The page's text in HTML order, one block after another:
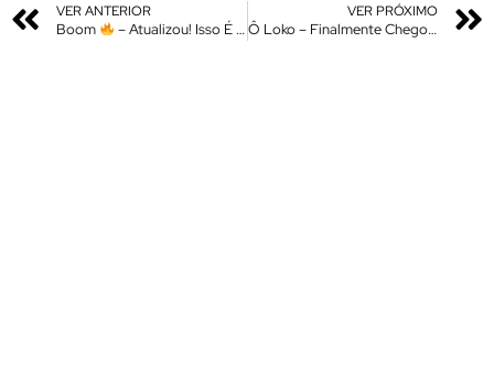
VER ANTERIOR
Boom – Atualizou! Isso É HyperOS Control Center – Instale Agora A mais Nova Versão
VER PRÓXIMO
Ô Loko – Finalmente Chegou Na Global – Novo Gallery Editor Totalmente em PT – Br